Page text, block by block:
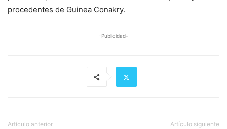
procedentes de Guinea Conakry.
-Publicidad-
Artículo anterior Artículo siguiente